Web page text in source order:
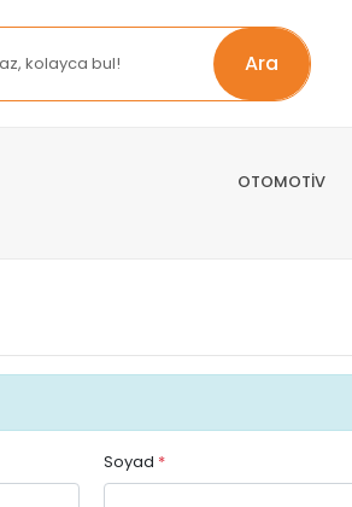
Ara
OTOMOTİV
Soyad *